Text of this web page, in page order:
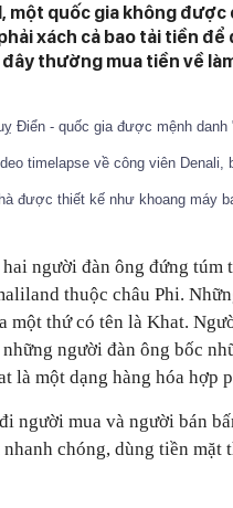
một quốc gia không
xách cả bao tải tiền
thường mua tiền về
Điển - quốc gia được mệnh danh
timelapse về công viên
được thiết kế như khoang máy
người đàn ông đứng
thuộc châu Phi.
một thứ có tên là Khat.
người đàn ông bốc
là một dạng hàng hóa hợp
người mua và người bán
chóng, dùng tiền